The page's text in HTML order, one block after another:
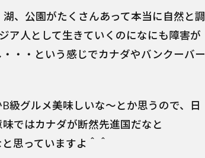
、公園がたくさんあって本当に自然と調
ア人として生きていくのになにも障害が
・・という感じでカナダやバンクーバー
級グルメ美味しいな～とか思うので、日
ではカナダが断然先進国だなと
思っていますよ＾＾